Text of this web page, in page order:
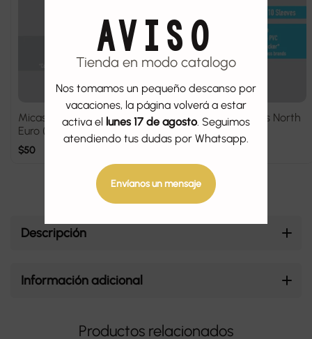
Micas Sleeve Kings Mini
Euro (45x68mm)
$50
Micas Sleeve Kings North
Sea (54x86mm)
Descripción
Información adicional
Productos relacionados
AVISO
Tienda en modo catalogo
Nos tomamos un pequeño descanso por
vacaciones, la página volverá a estar
activa el lunes 17 de agosto. Seguimos
atendiendo tus dudas por Whatsapp.
Envíanos un mensaje